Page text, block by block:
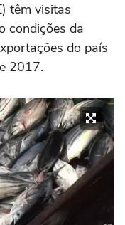
têm visitas
condições da
do país
2017.